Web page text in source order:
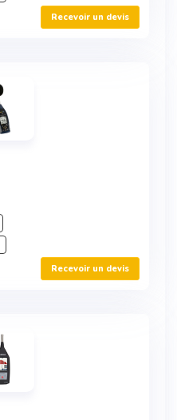
Recevoir un devis
Recevoir un devis